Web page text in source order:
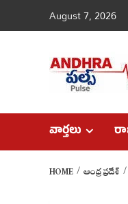
to
August 7, 2026
వార్తలు
HOME ఆంధ్రప్రదేశ్